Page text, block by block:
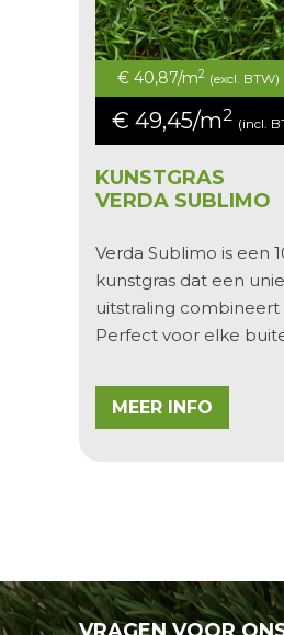
€ 40,87/m2 (excl. BTW)
€ 49,45/m2 (incl.
KUNSTGRAS
VERDA SUBLIMO
Verda Sublimo is een
kunstgras dat een
uitstraling
Perfect voor elke
MEER INFO